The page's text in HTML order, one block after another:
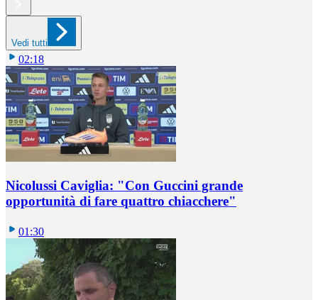
Vedi tutti
02:18
Nicolussi Caviglia: "Con Guccini grande
opportunità di fare quattro chiacchere"
01:30